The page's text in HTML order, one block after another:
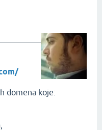
domena koje: